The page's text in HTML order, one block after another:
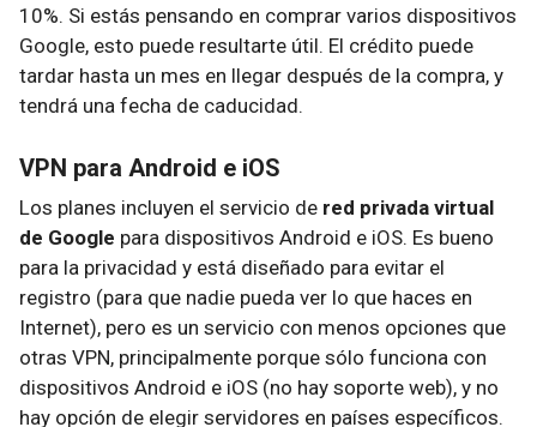
10%. Si estás pensando en comprar varios dispositivos
Google, esto puede resultarte útil. El crédito puede
tardar hasta un mes en llegar después de la compra, y
tendrá una fecha de caducidad.
VPN para Android e iOS
Los planes incluyen el servicio de red privada virtual
de Google para dispositivos Android e iOS. Es bueno
para la privacidad y está diseñado para evitar el
registro (para que nadie pueda ver lo que haces en
Internet), pero es un servicio con menos opciones que
otras VPN, principalmente porque sólo funciona con
dispositivos Android e iOS (no hay soporte web), y no
hay opción de elegir servidores en países específicos.